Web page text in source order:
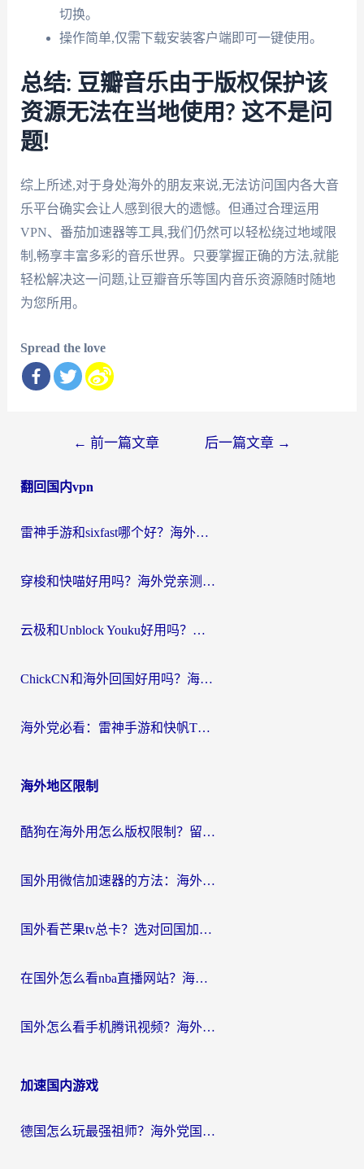
切换。
操作简单,仅需下载安装客户端即可一键使用。
总结: 豆瓣音乐由于版权保护该
资源无法在当地使用? 这不是问
题!
综上所述,对于身处海外的朋友来说,无法访问国内各大音
乐平台确实会让人感到很大的遗憾。但通过合理运用
VPN、番茄加速器等工具,我们仍然可以轻松绕过地域限
制,畅享丰富多彩的音乐世界。只要掌握正确的方法,就能
轻松解决这一问题,让豆瓣音乐等国内音乐资源随时随地
为您所用。
Spread the love
导
← 前一篇文章 后一篇文章 →
翻回国内vpn
雷神手游和sixfast哪个好？海外党亲测3款回国加速器，教你选对不踩坑
穿梭和快喵好用吗？海外党亲测：小众加速器对比+番茄加速器深度体验
云极和Unblock Youku好用吗？海外党亲测+2026回国加速器避坑指南
ChickCN和海外回国好用吗？海外党2026亲测：从手游到影音，选对加速器的3个关键
海外党必看：雷神手游和快帆TV版好用吗？3步选对回国加速器不踩坑
海外地区限制
酷狗在海外用怎么版权限制？留学生亲测：3步解决听国内音乐难题
国外用微信加速器的方法：海外党无缝连接国内生活的实用指南
国外看芒果tv总卡？选对回国加速器，轻松追《浪姐》不费劲
在国外怎么看nba直播网站？海外党专属体育观赛指南，告别地区限制！
国外怎么看手机腾讯视频？海外党亲测有效的追剧加速器选择指南
加速国内游戏
德国怎么玩最强祖师？海外党国服游戏加速器选择全攻略（附宝可梦Online实测）